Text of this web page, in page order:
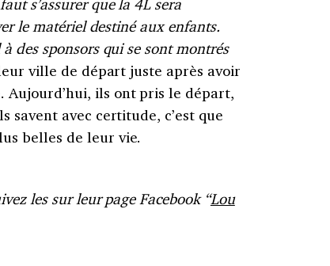
s’assurer que la 4L sera
le matériel destiné aux enfants.
des sponsors qui se sont montrés
ville de départ juste après avoir
ils ont pris le départ,
savent avec certitude, c’est que
belles de leur vie.
les sur leur page Facebook “Lou